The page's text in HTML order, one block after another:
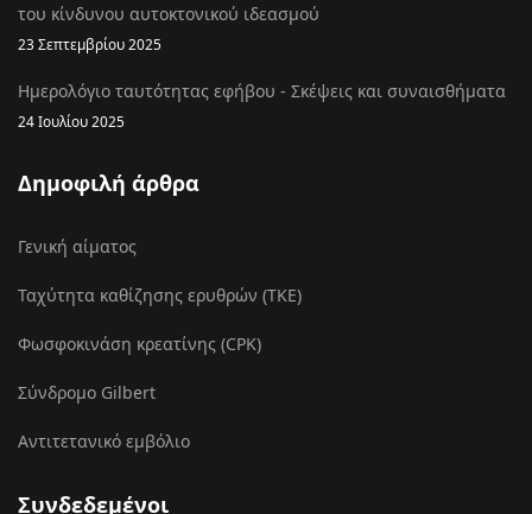
του κίνδυνου αυτοκτονικού ιδεασμού
23 Σεπτεμβρίου 2025
Ημερολόγιο ταυτότητας εφήβου - Σκέψεις και συναισθήματα
24 Ιουλίου 2025
Δημοφιλή άρθρα
Γενική αίματος
Ταχύτητα καθίζησης ερυθρών (ΤΚΕ)
Φωσφοκινάση κρεατίνης (CPK)
Σύνδρομο Gilbert
Αντιτετανικό εμβόλιο
Συνδεδεμένοι